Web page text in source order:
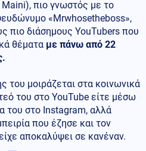
πιο γνωστός με το
«Mrwhosetheboss»,
πιο διάσημους YouTubers που
θέματα με πάνω από 22
του μοιράζεται στα κοινωνικά
του στο YouTube είτε μέσω
του στο Instagram, αλλά
που έζησε και τον
αποκαλύψει σε κανέναν.